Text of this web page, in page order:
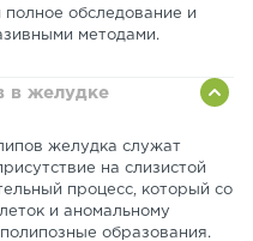
обследование и
методами.
в желудке
желудка служат
на слизистой
процесс, который со
и аномальному
образования.